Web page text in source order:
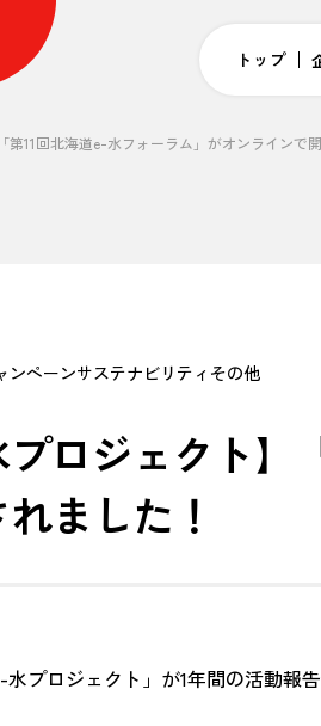
トップ
第11回北海道e-水フォーラム」がオンラインで
ンペーンサステナビリティ その他
プロジェクト
ました！
水プロジェクト」が1年間の活動